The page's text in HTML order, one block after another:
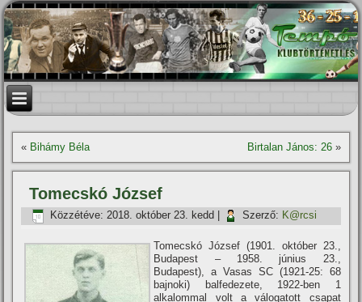
« Bihámy Béla Birtalan János: 26»
Tomecskó József
Közzétéve: 2018. október 23. kedd Szerző: K@rcsi
Tomecskó József (1901. október 23.,
Budapest – 1958. június 23.,
Budapest), a Vasas SC (1921-25: 68
bajnoki) balfedezete, 1922-ben 1
alkalommal volt a válogatott csapat